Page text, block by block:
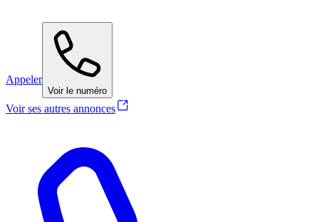
Appeler
Voir le numéro
Voir ses autres annonces